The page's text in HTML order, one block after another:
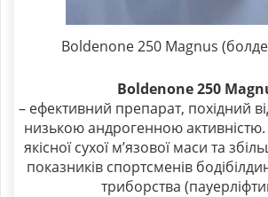
Boldenone 250 Magnus
Boldenone 250
– ефективний препарат, похідний
низькою андрогенною
якісної сухої м’язової маси та
показників спортсменів
триборства